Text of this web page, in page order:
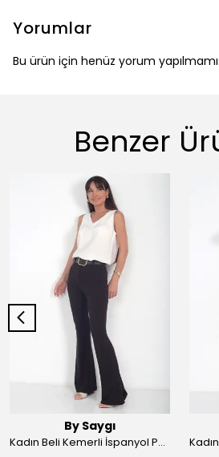
Yorumlar
Bu ürün için henüz yorum
Benzer
By Saygı
Kadın Beli Kemerli İspanyol Paça Likralı Krep Pantolon - Kahve